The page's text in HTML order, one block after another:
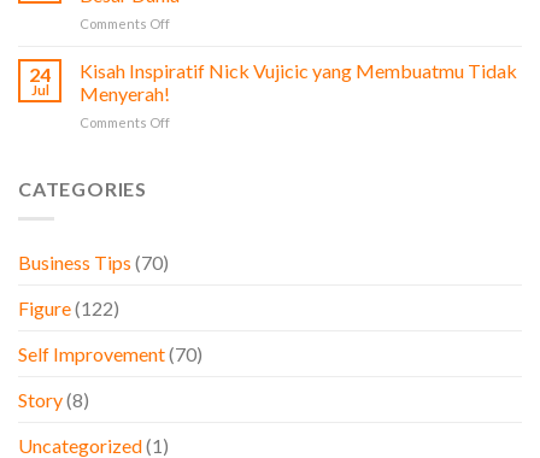
Samsung
Red
Flag
Perlu
Comments Offon
Prinsip
Bisnis,
24
Jul
Kisah Inspiratif Nick Vujicic yang Membuatmu Tidak
Menyerah!
Comments Offon
CATEGORIES
Business Tips (70)
Figure(122)
Self Improvement(70)
Story(8)
Uncategorized(1)